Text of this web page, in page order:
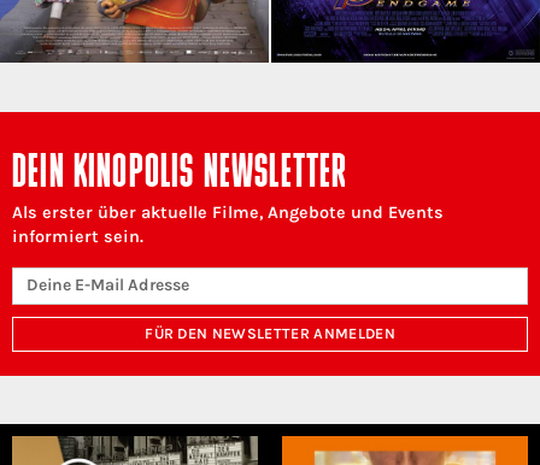
DEIN KINOPOLIS NEWSLETTER
Als erster über aktuelle Filme, Angebote und Events
informiert sein.
FÜR DEN NEWSLETTER ANMELDEN